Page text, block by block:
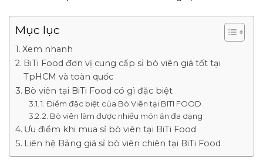
Mục lục
Xem nhanh
BiTi Food đơn vị cung cấp sỉ bò viên giá tốt tại
TpHCM và toàn quốc
Bò viên tại BiTi Food có gì đặc biệt
1. Điểm đặc biệt của Bò Viên tại BITI FOOD
2. Bò viên làm được nhiều món ăn đa dạng
Ưu điểm khi mua sỉ bò viên tại BiTi Food
Liên hệ Bảng giá sỉ bò viên chiên tại BiTi Food